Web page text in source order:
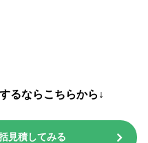
るならこちらから↓
見積してみる